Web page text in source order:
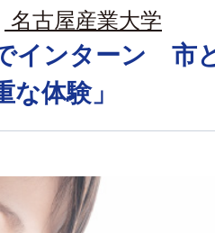
名古屋産業大学
インターン 市
な体験」